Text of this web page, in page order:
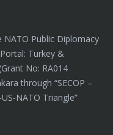
Public Diplomacy
Turkey &
No: RA014
through “SECOP –
NATO Triangle”